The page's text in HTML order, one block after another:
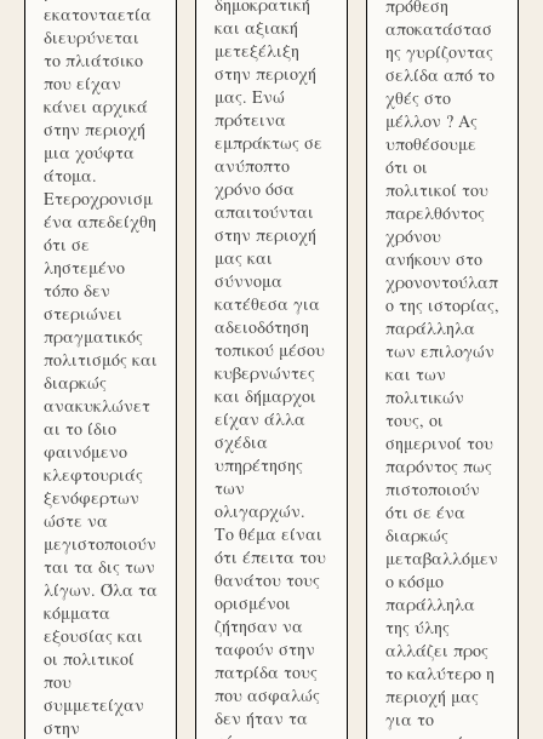
εκατονταετία
διευρύνεται
το πλιάτσικο
που είχαν
κάνει αρχικά
στην περιοχή
μια χούφτα
άτομα.
Ετεροχρονισμ
ένα απεδείχθη
ότι σε
ληστεμένο
τόπο δεν
στεριώνει
πραγματικός
πολιτισμός και
διαρκώς
ανακυκλώνετ
αι το ίδιο
φαινόμενο
κλεφτουριάς
ξενόφερτων
ώστε να
μεγιστοποιούν
ται τα δις των
λίγων. Όλα τα
κόμματα
εξουσίας και
οι πολιτικοί
που
συμμετείχαν
στην
και αξιακή
μετεξέλιξη
στην περιοχή
μας. Ενώ
πρότεινα
εμπράκτως σε
ανύποπτο
χρόνο όσα
απαιτούνται
στην περιοχή
μας και
σύννομα
κατέθεσα για
αδειοδότηση
τοπικού μέσου
κυβερνώντες
και δήμαρχοι
είχαν άλλα
σχέδια
υπηρέτησης
των
ολιγαρχών.
Το θέμα είναι
ότι έπειτα του
θανάτου τους
ορισμένοι
ζήτησαν να
ταφούν στην
πατρίδα τους
που ασφαλώς
δεν ήταν τα
πρόθεση
αποκατάστασ
ης γυρίζοντας
σελίδα από το
χθές στο
μέλλον ? Ας
υποθέσουμε
ότι οι
πολιτικοί του
παρελθόντος
χρόνου
ανήκουν στο
χρονοντούλαπ
ο της ιστορίας,
παράλληλα
των επιλογών
και των
πολιτικών
τους, οι
σημερινοί του
παρόντος πως
πιστοποιούν
ότι σε ένα
διαρκώς
μεταβαλλόμεν
ο κόσμο
παράλληλα
της ύλης
αλλάζει προς
το καλύτερο η
περιοχή μας
για το